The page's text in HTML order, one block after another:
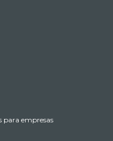
para empresas